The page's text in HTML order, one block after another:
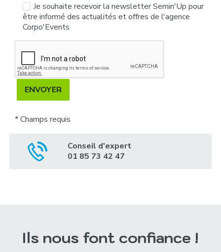
Je souhaite recevoir la newsletter Semin'Up pour
être informé des actualités et offres de l'agence
Corpo'Events
*Champs requis
Conseil d'expert
01 85 73 42 47
Ils nous font confiance !